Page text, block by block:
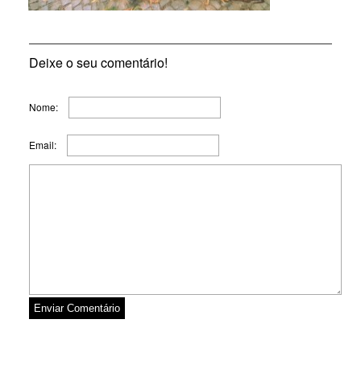
Deixe o seu comentário!
Nome:
Email: